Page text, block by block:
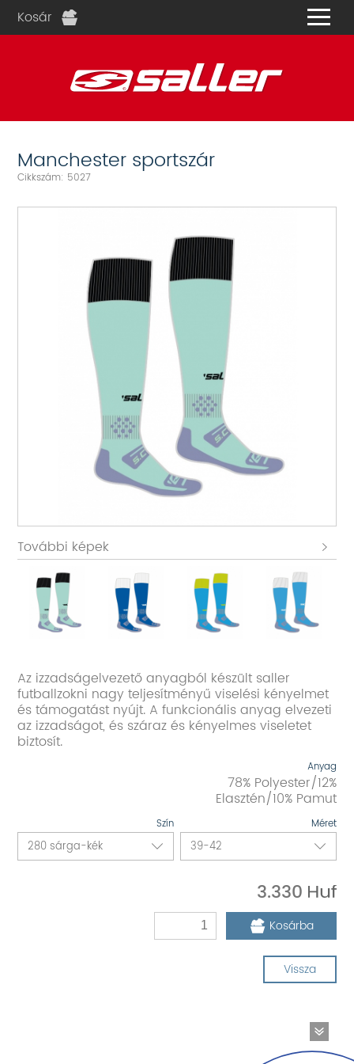
Kosár
Manchester sportszár
Cikkszám: 5027
További képek
Az izzadságelvezető anyagból készült saller
futballzokni nagy teljesítményű viselési kényelmet
és támogatást nyújt. A funkcionális anyag elvezeti
az izzadságot, és száraz és kényelmes viseletet
biztosít.
Szín Méret
Anyag
78% Polyester/12%
Elasztén/10% Pamut
3.330
Kosárba
Vissza